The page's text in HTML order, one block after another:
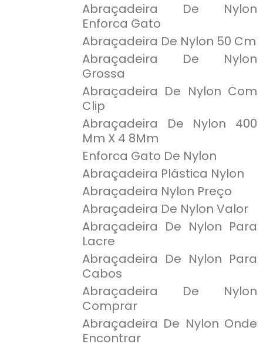
Abraçadeira De Nylon
Enforca Gato
Abraçadeira De Nylon 50 Cm
Abraçadeira De Nylon
Grossa
Abraçadeira De Nylon Com
Clip
Abraçadeira De Nylon 400
Mm X 4 8Mm
Enforca Gato De Nylon
Abraçadeira Plástica Nylon
Abraçadeira Nylon Preço
Abraçadeira De Nylon Valor
Abraçadeira De Nylon Para
Lacre
Abraçadeira De Nylon Para
Cabos
Abraçadeira De Nylon
Comprar
Abraçadeira De Nylon Onde
Encontrar